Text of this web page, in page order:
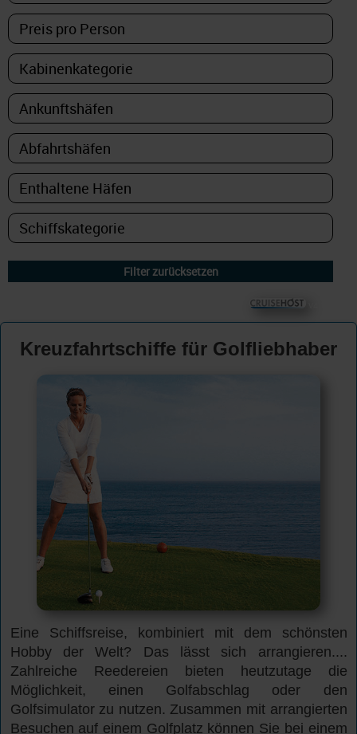
Kreuzfahrtschiffe für Golfliebhaber
Eine Schiffsreise, kombiniert mit dem schönsten
Hobby der Welt? Das lässt sich arrangieren....
Zahlreiche Reedereien bieten heutzutage die
Möglichkeit, einen Golfabschlag oder den
Golfsimulator zu nutzen. Zusammen mit arrangierten
Besuchen auf einem Golfplatz können Sie bei einem